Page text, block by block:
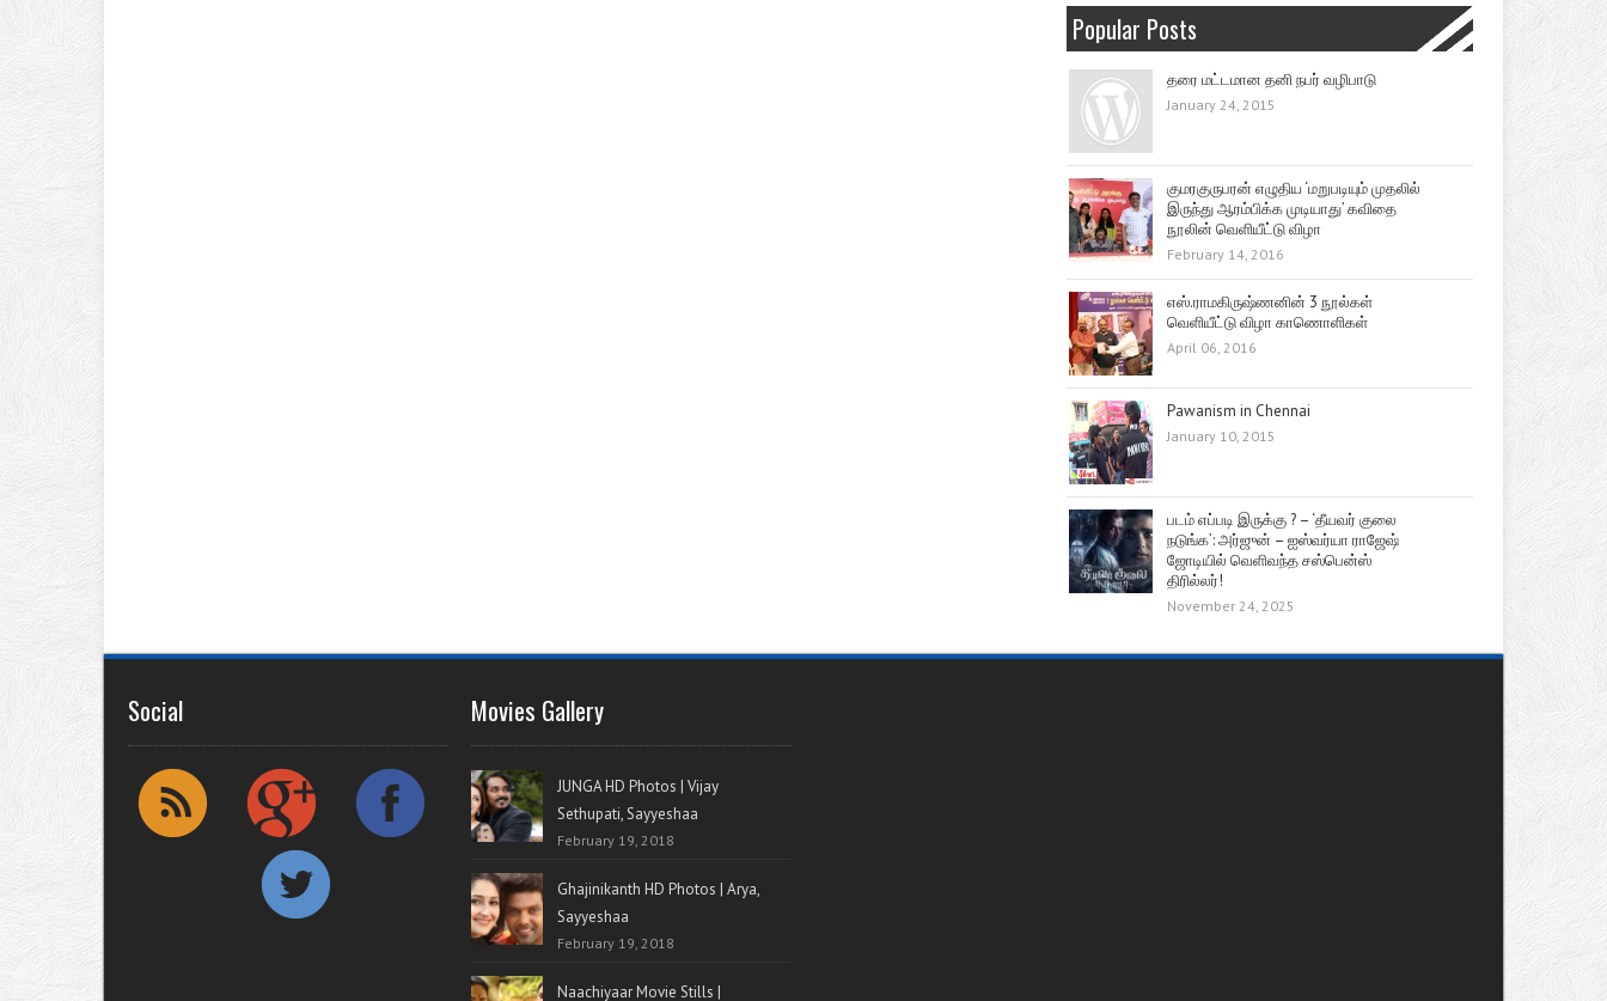
Popular Posts
தரை மட்டமான தனி நபர் வழிபாடு
January 24, 2015
குமரகுருபரன் எழுதிய ‘மறுபடியும் முதலில்
இருந்து ஆரம்பிக்க முடியாது’ கவிதை
நூலின் வெளியீட்டு விழா
February 14, 2016
எஸ்.ராமகிருஷ்ணனின் 3 நூல்கள்
வெளியீட்டு விழா காணொளிகள்
April 06, 2016
Pawanism in Chennai
January 10, 2015
படம் எப்படி இருக்கு ? – ‘தீயவர் குலை
நடுங்க’: அர்ஜுன் – ஐஸ்வர்யா ராஜேஷ்
ஜோடியில் வெளிவந்த சஸ்பென்ஸ்
திரில்லர்!
November 24, 2025
Social Movies Gallery
JUNGA HD Photos | Vijay
Sethupati, Sayyeshaa
February 19, 2018
Ghajinikanth HD Photos | Arya,
Sayyeshaa
February 19, 2018
Naachiyaar Movie Stills |